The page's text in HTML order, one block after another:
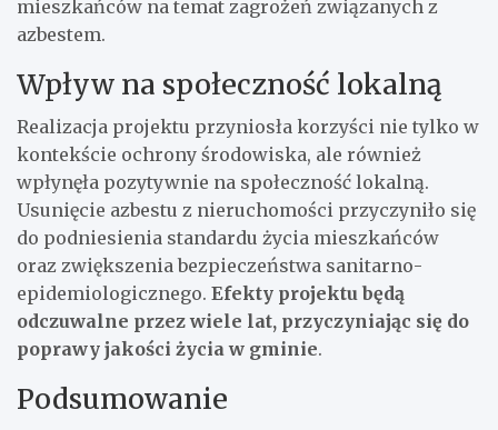
mieszkańców na temat zagrożeń związanych z
azbestem.
Wpływ na społeczność lokalną
Realizacja projektu przyniosła korzyści nie tylko w
kontekście ochrony środowiska, ale również
wpłynęła pozytywnie na społeczność lokalną.
Usunięcie azbestu z nieruchomości przyczyniło się
do podniesienia standardu życia mieszkańców
oraz zwiększenia bezpieczeństwa sanitarno-
epidemiologicznego. Efekty projektu będą
odczuwalne przez wiele lat, przyczyniając się do
poprawy jakości życia w gminie.
Podsumowanie